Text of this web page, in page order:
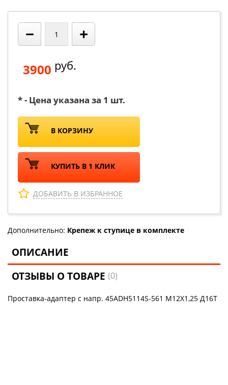
− +
3900 руб.
* - Цена указана за 1 шт.
В КОРЗИНУ
КУПИТЬ В 1 КЛИК
ДОБАВИТЬ В ИЗБРАННОЕ
Дополнительно: Крепеж к ступице в комплекте
ОПИСАНИЕ
ОТЗЫВЫ О ТОВАРЕ(0)
Проставка-адаптер с напр. 45ADH5114S-561 M12X1,25 Д16Т